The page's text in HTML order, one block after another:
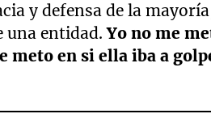
y defensa de la
una entidad.Yo no me
meto en si ella iba a